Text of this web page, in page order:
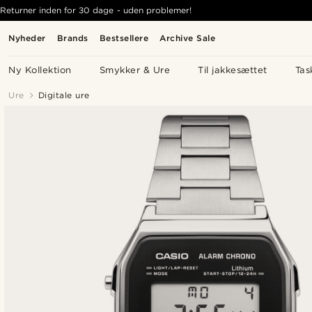
Nyheder Brands Bestsellere Archive Sale
Ny Kollektion Smykker & Ure Til jakkesættet
Returner inden for 30 dage - uden problemer!
Ure Digitale ure